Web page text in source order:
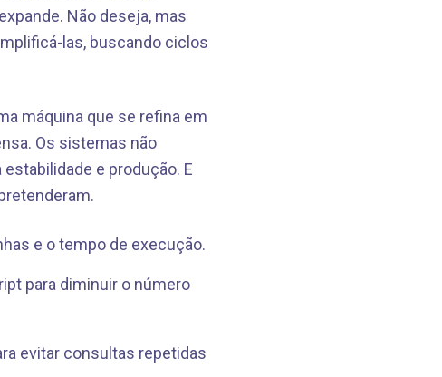
Não deseja, mas
las, buscando ciclos
máquina que se refina em
Os sistemas não
e produção. E
e o tempo de execução.
para diminuir o número
evitar consultas repetidas